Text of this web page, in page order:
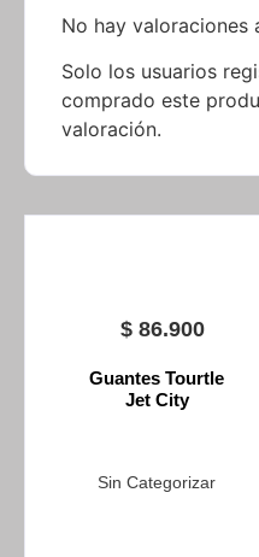
No hay valoraciones
Solo los usuarios
comprado este
valoración.
$ 86.900
Guantes Tourtle
Jet City
Sin Categorizar